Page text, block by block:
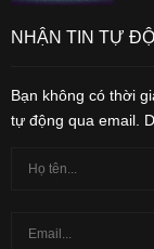
NHẬN TIN TỰ
Bạn không có thời
tự động qua email.